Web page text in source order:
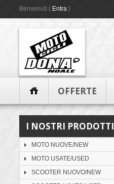
OFFERTE
Benvenuti ( Entra )
I NOSTRI PRODOTTI
MOTO NUOVE/NEW
MOTO USATE/USED
SCOOTER NUOVO/NEW